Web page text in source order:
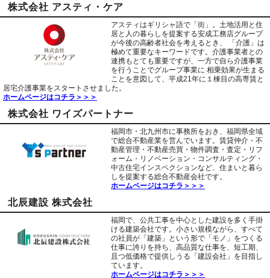
株式会社 アスティ・ケア
アスティはギリシャ語で「街」。土地活用と住
居と人の暮らしを提案する安成工務店グループ
が今後の高齢者社会を考えるとき、 「介護」は
極めて重要なキーワードです。介護事業者との
連携もとても重要ですが、一方で自ら介護事業
を行うことでグループ事業に 相乗効果が生まる
ことを意図して、平成21年に１棟目の高専賃と
居宅介護事業をスタートさせました。
ホームページはコチラ＞＞＞
株式会社 ワイズパートナー
福岡市・北九州市に事務所をおき、福岡県全域
で総合不動産業を営んでいます。賃貸仲介・不
動産管理・不動産売買・物件調査・査定・リフ
ォーム・リノベーション・コンサルティング・
中古住宅インスペクションなど、住まいと暮ら
しを提案する総合不動産会社です。
ホームページはコチラ＞＞＞
北辰建設 株式会社
福岡で、公共工事を中心とした建設を多く手掛
ける建築会社です。小さい規模ながら、すべて
の社員が「建築」という形で「モノ」をつくる
仕事に誇りを持ち、高品質な仕事を、短工期、
且つ低価格で提供しうる「建設会社」を目指し
ています。
ホームページはコチラ＞＞＞